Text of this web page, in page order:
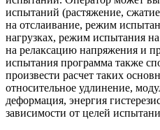
испытаний (растяжение,
на отслаивание, режим
нагрузках, режим испытания
на релаксацию напряжения и
испытания программа также
произвести расчет таких
относительное удлинение,
деформация, энергия
зависимости от целей